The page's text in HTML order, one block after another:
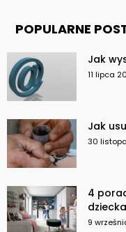
POPULARNE
Jak
11 lipca
Jak
30
4
dziecka
9